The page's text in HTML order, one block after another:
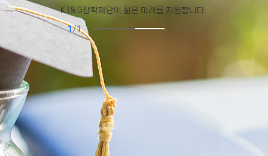
KT&G장학재단이 젊은 미래를 지원합니다.
1/1